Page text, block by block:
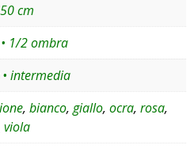
cm
• 1/2 ombra
intermedia
, bianco, giallo, ocra, rosa,
viola